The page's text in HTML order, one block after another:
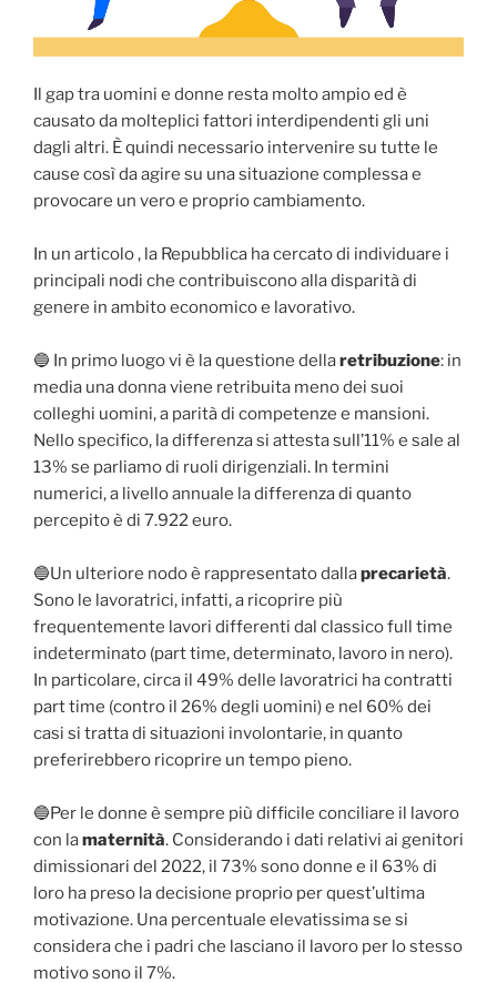
Il gap tra uomini e donne resta molto ampio ed è
causato da molteplici fattori interdipendenti gli uni
dagli altri. È quindi necessario intervenire su tutte le
cause così da agire su una situazione complessa e
provocare un vero e proprio cambiamento.
In un articolo , la Repubblica ha cercato di individuare i
principali nodi che contribuiscono alla disparità di
genere in ambito economico e lavorativo.
🔵 In primo luogo vi è la questione dellaretribuzione: in
media una donna viene retribuita meno dei suoi
colleghi uomini, a parità di competenze e mansioni.
Nello specifico, la differenza si attesta sull’11% e sale al
13% se parliamo di ruoli dirigenziali. In termini
numerici, a livello annuale la differenza di quanto
percepito è di 7.922 euro.
🔵Un ulteriore nodo è rappresentato dallaprecarietà.
Sono le lavoratrici, infatti, a ricoprire più
frequentemente lavori differenti dal classico full time
indeterminato (part time, determinato, lavoro in nero).
In particolare, circa il 49% delle lavoratrici ha contratti
part time (contro il 26% degli uomini) e nel 60% dei
casi si tratta di situazioni involontarie, in quanto
preferirebbero ricoprire un tempo pieno.
🔵Per le donne è sempre più difficile conciliare il lavoro
con lamaternità. Considerando i dati relativi ai genitori
dimissionari del 2022, il 73% sono donne e il 63% di
loro ha preso la decisione proprio per quest’ultima
motivazione. Una percentuale elevatissima se si
considera che i padri che lasciano il lavoro per lo stesso
motivo sono il 7%.